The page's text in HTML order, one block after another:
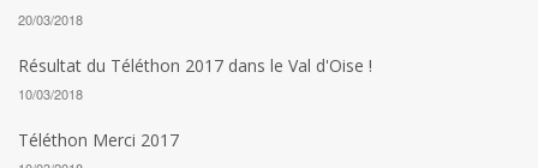
20/03/2018
Résultat du Téléthon 2017 dans le Val d'Oise !
10/03/2018
Téléthon Merci 2017